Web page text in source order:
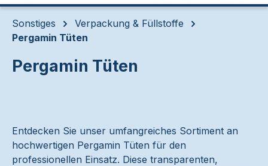
Sonstiges
Verpackung & Füllstoffe
Pergamin Tüten
Pergamin Tüten
Entdecken Sie unser umfangreiches Sortiment an
hochwertigen Pergamin Tüten für den
professionellen Einsatz. Diese transparenten,